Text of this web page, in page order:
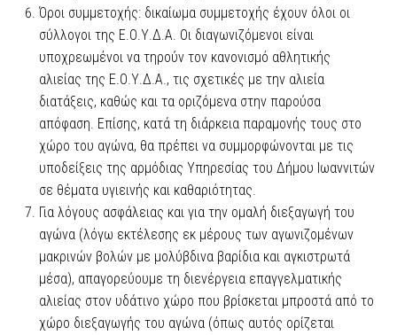
Όροι συμμετοχής: δικαίωμα συμμετοχής έχουν όλοι οι
σύλλογοι της Ε.Ο.Υ.Δ.Α. Οι διαγωνιζόμενοι είναι
υποχρεωμένοι να τηρούν τον κανονισμό αθλητικής
αλιείας της Ε.Ο.Υ.Δ.Α., τις σχετικές με την αλιεία
διατάξεις, καθώς και τα οριζόμενα στην παρούσα
απόφαση. Επίσης, κατά τη διάρκεια παραμονής τους στο
χώρο του αγώνα, θα πρέπει να συμμορφώνονται με τις
υποδείξεις της αρμόδιας Υπηρεσίας του Δήμου Ιωαννιτών
σε θέματα υγιεινής και καθαριότητας.
Για λόγους ασφάλειας και για την ομαλή διεξαγωγή του
αγώνα (λόγω εκτέλεσης εκ μέρους των αγωνιζομένων
μακρινών βολών με μολύβδινα βαρίδια και αγκιστρωτά
μέσα), απαγορεύουμε τη διενέργεια επαγγελματικής
αλιείας στον υδάτινο χώρο που βρίσκεται μπροστά από το
χώρο διεξαγωγής του αγώνα (όπως αυτός ορίζεται